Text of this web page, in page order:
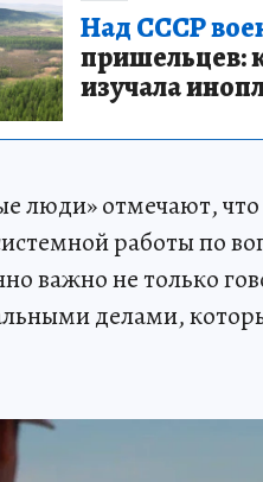
Над СССР
пришельцев:
изучала
люди» отмечают,
работы по
важно не только
делами,